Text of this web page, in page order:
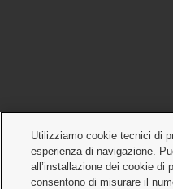
Utilizziamo cookie tecnici di
esperienza di navigazione.
all’installazione dei cookie di
consentono di misurare il